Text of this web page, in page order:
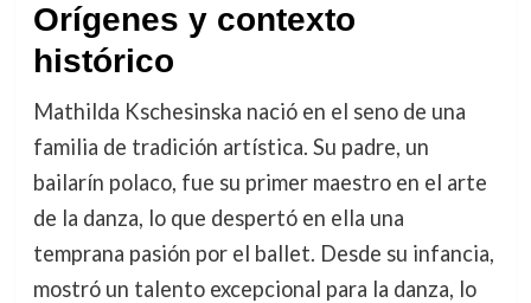
Orígenes y contexto
histórico
Mathilda Kschesinska nació en el seno de una
familia de tradición artística. Su padre, un
bailarín polaco, fue su primer maestro en el arte
de la danza, lo que despertó en ella una
temprana pasión por el ballet. Desde su infancia,
mostró un talento excepcional para la danza, lo